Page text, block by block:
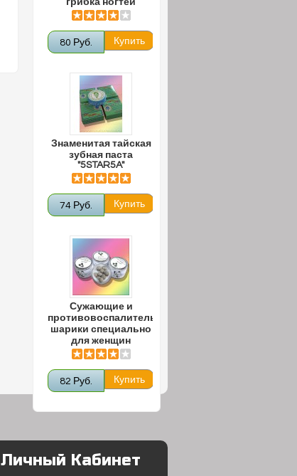
грибка ногтей
80 Руб.
Знаменитая тайская
зубная паста
"5STAR5A"
74 Руб.
Сужающие и
противовоспалительные
шарики специально
для женщин
82 Руб.
Личный Кабинет